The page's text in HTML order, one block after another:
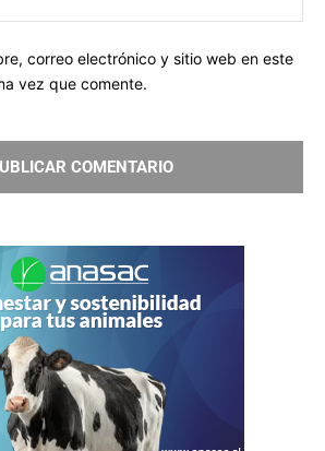
correo electrónico y sitio web en este
vez que comente.